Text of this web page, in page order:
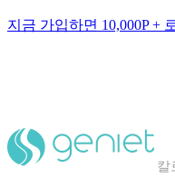
지금 가입하면 10,000P +
칼